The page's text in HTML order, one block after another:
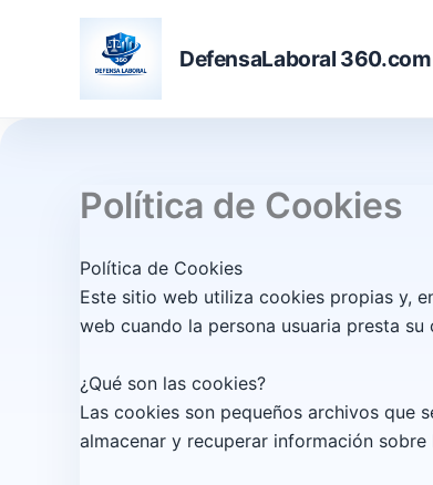
DefensaLaboral 360.com
Política de Cookies
Política de Cookies
Este sitio web utiliza cookies propias y,
web cuando la persona usuaria presta su
¿Qué son las cookies?
Las cookies son pequeños archivos que
almacenar y recuperar información sobre